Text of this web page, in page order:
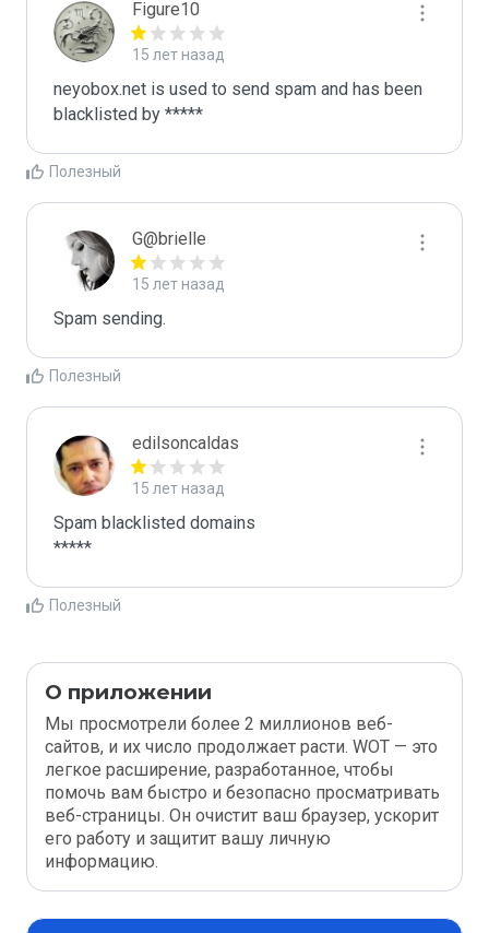
Figure10
15 лет назад
neyobox.net is used to send spam and has been
blacklisted by *****
Полезный
G@brielle
15 лет назад
Spam sending.
Полезный
edilsoncaldas
15 лет назад
Spam blacklisted domains
*****
Полезный
О приложении
Мы просмотрели более 2 миллионов веб-
сайтов, и их число продолжает расти. WOT — это
легкое расширение, разработанное, чтобы
помочь вам быстро и безопасно просматривать
веб-страницы. Он очистит ваш браузер, ускорит
его работу и защитит вашу личную
информацию.